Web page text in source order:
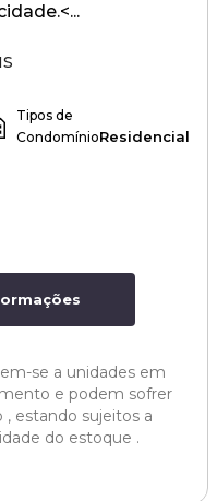
Tipos de
CondomínioResidencial
se a unidades em
e podem sofrer
, estando sujeitos a
do estoque .